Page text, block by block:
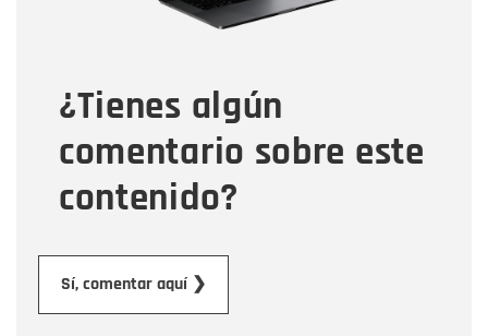
¿Tienes algún
comentario sobre este
contenido?
Sí, comentar aquí ❯
Tipo de comentario
Mensaje